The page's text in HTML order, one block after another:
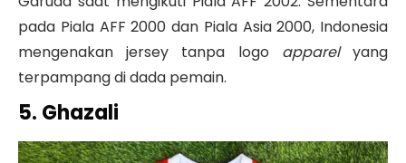
pada Piala AFF 2000 dan Piala Asia 2000, Indonesia
mengenakan jersey tanpa logo apparelyang
terpampang di dada pemain.
5. Ghazali